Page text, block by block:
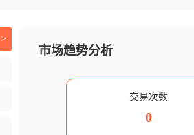
市场趋势分析
交易次数
0
>